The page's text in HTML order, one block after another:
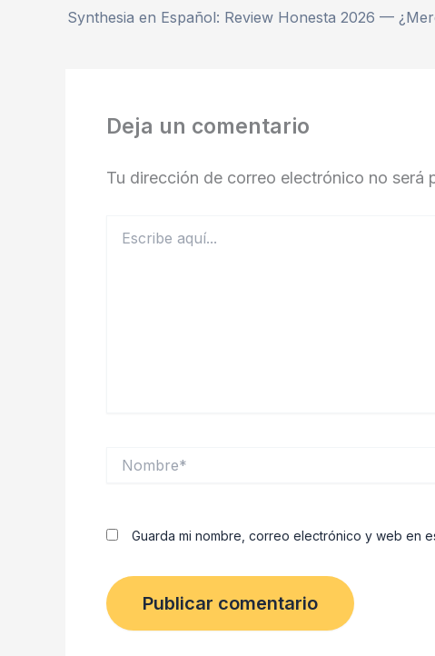
Deja un comentario
Tu dirección de correo electrónico no será
aquí...
Guarda mi nombre, correo electrónico y web en